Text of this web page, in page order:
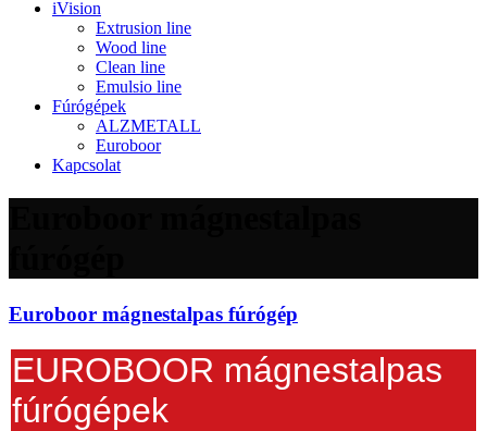
iVision
Extrusion line
Wood line
Clean line
Emulsio line
Fúrógépek
ALZMETALL
Euroboor
Kapcsolat
Euroboor mágnestalpas fúrógép
EUROBOOR mágnestalpas
fúrógépek